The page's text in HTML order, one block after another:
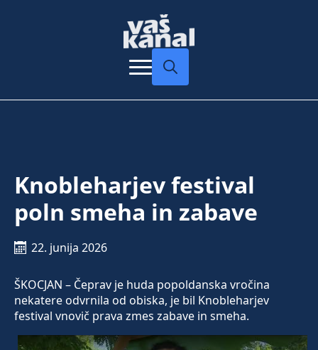
Knobleharjev festival
poln smeha in zabave
22. junija 2026
ŠKOCJAN – Čeprav je huda popoldanska vročina
nekatere odvrnila od obiska, je bil Knobleharjev
festival vnovič prava zmes zabave in smeha.